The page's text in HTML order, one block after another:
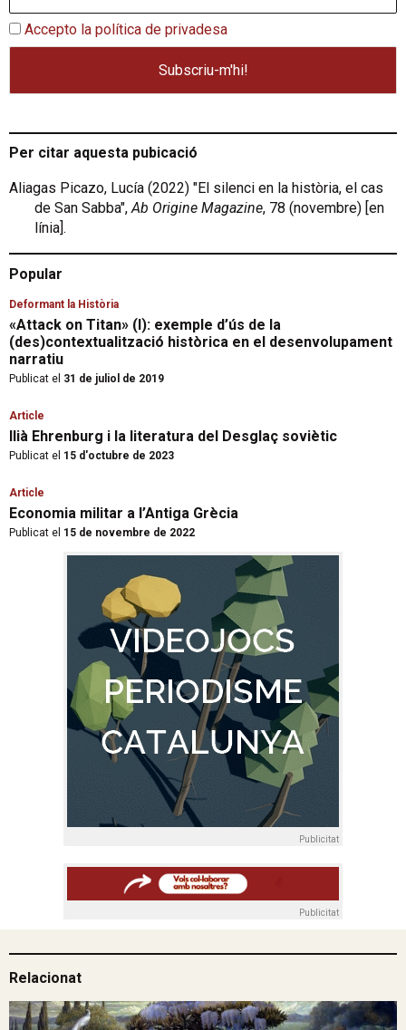
Accepto la política de privadesa
Per citar aquesta pubicació
Aliagas Picazo, Lucía (2022) "El silenci en la història, el cas
de San Sabba",Ab Origine Magazine, 78 (novembre) [en
línia].
Popular
Deformant la Història
«Attack on Titan» (I): exemple d’ús de la
(des)contextualització històrica en el desenvolupament
narratiu
Publicat el 31 de juliol de 2019
Article
Ilià Ehrenburg i la literatura del Desglaç soviètic
Publicat el 15 d'octubre de 2023
Article
Economia militar a l’Antiga Grècia
Publicat el 15 de novembre de 2022
Publicitat
Publicitat
Relacionat